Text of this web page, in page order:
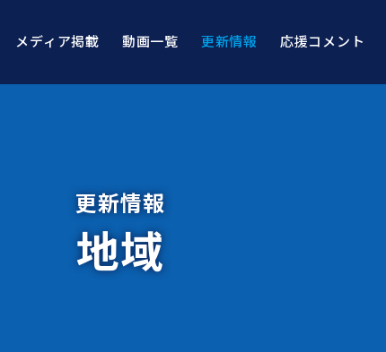
メディア掲載 動画一覧 更新情報 応援コメント
更新情報
地域